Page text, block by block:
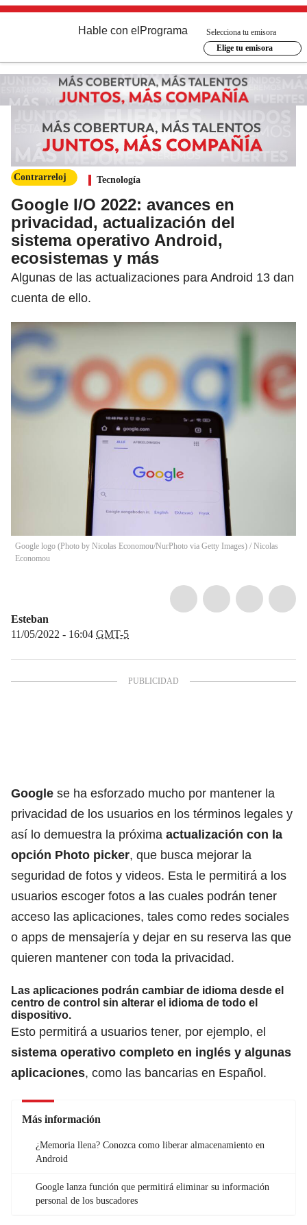
Hable con el Programa
Selecciona tu emisora
Elige tu emisora
Contrarreloj Tecnología
Google I/O 2022: avances en
privacidad, actualización del
sistema operativo Android,
ecosistemas y más
Algunas de las actualizaciones para Android 13 dan
cuenta de ello.
Google logo (Photo by Nicolas Economou/NurPhoto via Getty Images) / Nicolas
Economou
Esteban
11/05/2022 - 16:04 GMT-5
Google se ha esforzado mucho por mantener la
privacidad de los usuarios en los términos legales y
así lo demuestra la próxima actualización con la
opción Photo picker, que busca mejorar la
seguridad de fotos y videos. Esta le permitirá a los
usuarios escoger fotos a las cuales podrán tener
acceso las aplicaciones, tales como redes sociales
o apps de mensajería y dejar en su reserva las que
quieren mantener con toda la privacidad.
Las aplicaciones podrán cambiar de idioma desde el
centro de control sin alterar el idioma de todo el
dispositivo.
Esto permitirá a usuarios tener, por ejemplo, el
sistema operativo completo en inglés y algunas
aplicaciones, como las bancarias en Español.
Más información
¿Memoria llena? Conozca como liberar almacenamiento en
Android
Google lanza función que permitirá eliminar su información
personal de los buscadores